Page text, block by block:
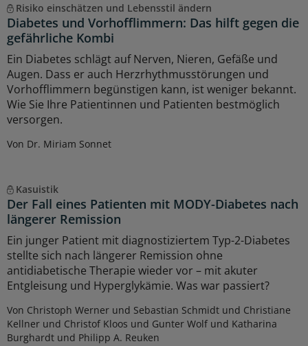
Risiko einschätzen und Lebensstil ändern
Diabetes und Vorhofflimmern: Das hilft gegen die
gefährliche Kombi
Ein Diabetes schlägt auf Nerven, Nieren, Gefäße und
Augen. Dass er auch Herzrhythmusstörungen und
Vorhofflimmern begünstigen kann, ist weniger bekannt.
Wie Sie Ihre Patientinnen und Patienten bestmöglich
versorgen.
Von Dr. Miriam Sonnet
Kasuistik
Der Fall eines Patienten mit MODY-Diabetes nach
längerer Remission
Ein junger Patient mit diagnostiziertem Typ-2-Diabetes
stellte sich nach längerer Remission ohne
antidiabetische Therapie wieder vor – mit akuter
Entgleisung und Hyperglykämie. Was war passiert?
Von Christoph Werner und Sebastian Schmidt und Christiane
Kellner und Christof Kloos und Gunter Wolf und Katharina
Burghardt und Philipp A. Reuken